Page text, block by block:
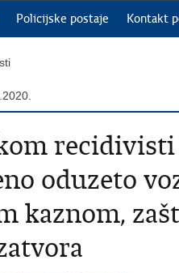
Policijske postaje Kontakt
oduzeto
kaznom,